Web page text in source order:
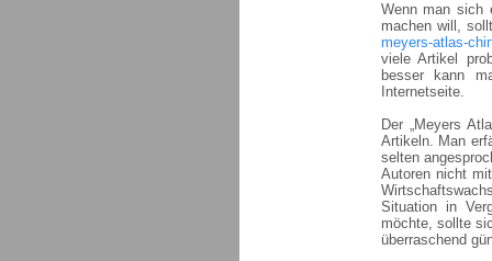
Wenn man sich
machen will,
meyers-atlas-
viele Artikel
besser kann
Internetseite.
Der „Meyers
Artikeln. Man
selten
Autoren nicht
Situation in
möchte, sollte
überraschend